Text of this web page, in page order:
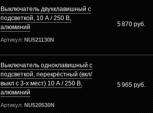
Выключатель двухклавишный с
подсветкой, 10 А / 250 В,
алюминий
Артикул: NU521130N
5 870 руб.
Выключатель одноклавишный с
подсветкой, перекрёстный (вкл/
выкл с 3-х мест) 10 А / 250 В,
алюминий
Артикул: NU520530N
5 965 руб.